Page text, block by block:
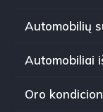
Automobilių
Automobiliai
Oro